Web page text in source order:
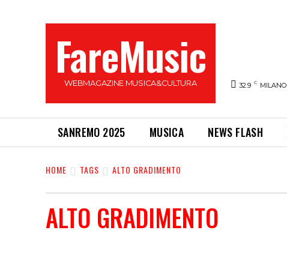
FareMusic
WEBMAGAZINE MUSICA&CULTURA 32.9 C MILANO
SANREMO 2025 MUSICA NEWS FLASH
HOME TAGS ALTO GRADIMENTO
ALTO GRADIMENTO